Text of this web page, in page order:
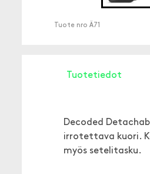
Tuote nro Ä71
Tuotetiedot
Decoded
irrotettava kuori.
myös setelitasku.